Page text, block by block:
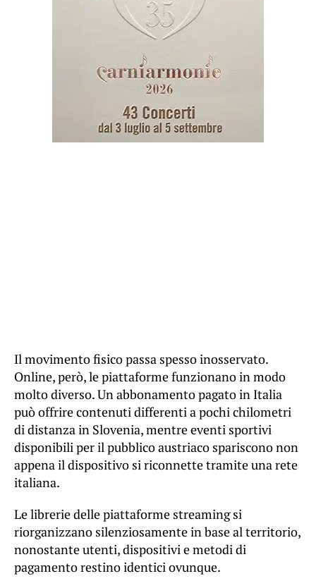
Il movimento fisico passa spesso inosservato.
Online, però, le piattaforme funzionano in modo
molto diverso. Un abbonamento pagato in Italia
può offrire contenuti differenti a pochi chilometri
di distanza in Slovenia, mentre eventi sportivi
disponibili per il pubblico austriaco spariscono non
appena il dispositivo si riconnette tramite una rete
italiana.
Le librerie delle piattaforme streaming si
riorganizzano silenziosamente in base al territorio,
nonostante utenti, dispositivi e metodi di
pagamento restino identici ovunque.